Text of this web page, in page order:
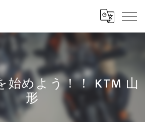
始めよう！！ KTM 山
形